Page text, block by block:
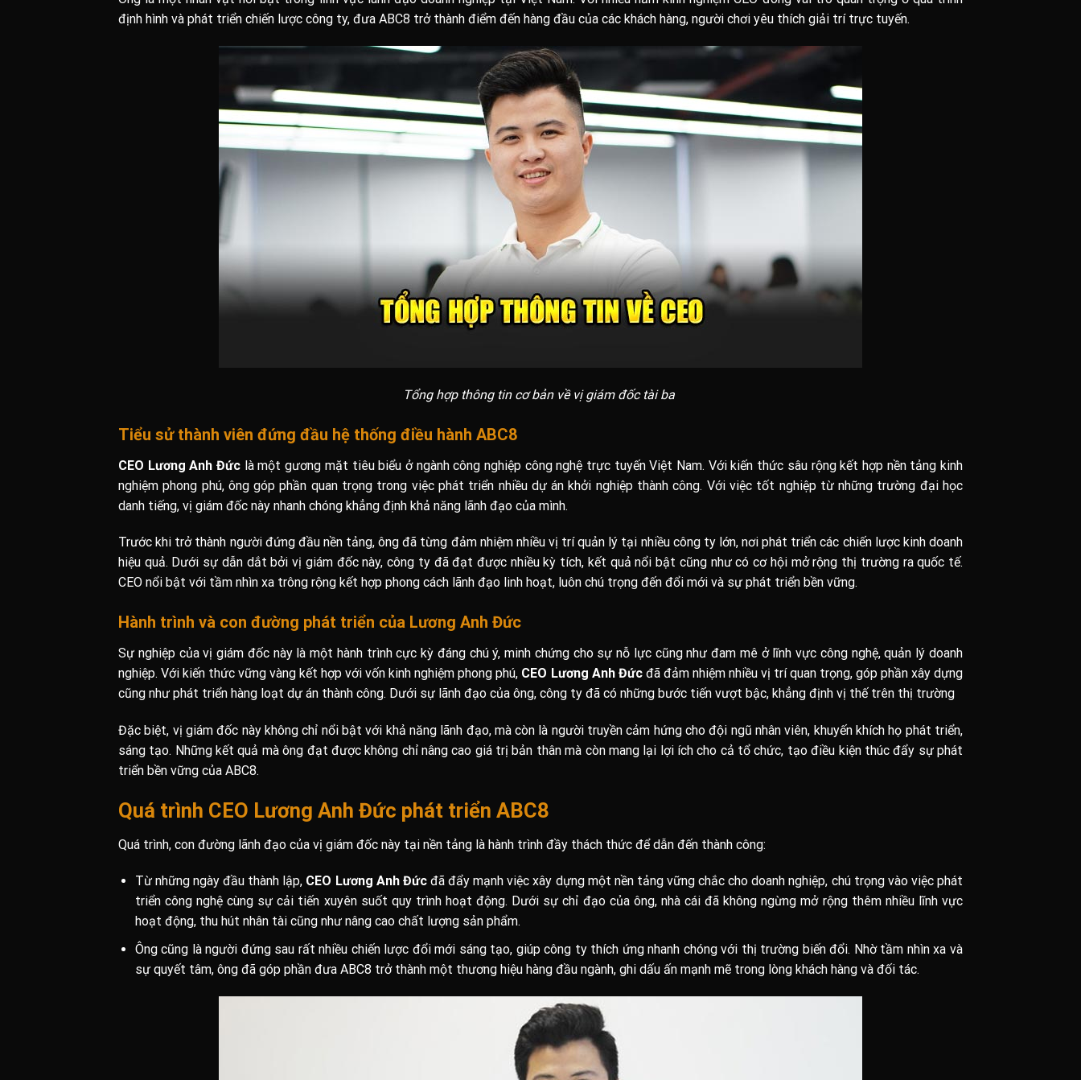
định hình và phát triển chiến lược công ty, đưa ABC8 trở thành điểm đến hàng đầu của các khách hàng, người chơi yêu thích giải trí trực tuyến.
Tổng hợp thông tin cơ bản về vị giám đốc tài ba
Tiểu sử thành viên đứng đầu hệ thống điều hành ABC8
CEO Lương Anh Đức là một gương mặt tiêu biểu ở ngành công nghiệp công nghệ trực tuyến Việt Nam. Với kiến thức sâu rộng kết hợp nền tảng kinh
nghiệm phong phú, ông góp phần quan trọng trong việc phát triển nhiều dự án khởi nghiệp thành công. Với việc tốt nghiệp từ những trường đại học
danh tiếng, vị giám đốc này nhanh chóng khẳng định khả năng lãnh đạo của mình.
Trước khi trở thành người đứng đầu nền tảng, ông đã từng đảm nhiệm nhiều vị trí quản lý tại nhiều công ty lớn, nơi phát triển các chiến lược kinh doanh
hiệu quả. Dưới sự dẫn dắt bởi vị giám đốc này, công ty đã đạt được nhiều kỳ tích, kết quả nổi bật cũng như có cơ hội mở rộng thị trường ra quốc tế.
CEO nổi bật với tầm nhìn xa trông rộng kết hợp phong cách lãnh đạo linh hoạt, luôn chú trọng đến đổi mới và sự phát triển bền vững.
Hành trình và con đường phát triển của Lương Anh Đức
Sự nghiệp của vị giám đốc này là một hành trình cực kỳ đáng chú ý, minh chứng cho sự nỗ lực cũng như đam mê ở lĩnh vực công nghệ, quản lý doanh
nghiệp. Với kiến thức vững vàng kết hợp với vốn kinh nghiệm phong phú, CEO Lương Anh Đứcđã đảm nhiệm nhiều vị trí quan trọng, góp phần xây dựng
cũng như phát triển hàng loạt dự án thành công. Dưới sự lãnh đạo của ông, công ty đã có những bước tiến vượt bậc, khẳng định vị thế trên thị trường
Đặc biệt, vị giám đốc này không chỉ nổi bật với khả năng lãnh đạo, mà còn là người truyền cảm hứng cho đội ngũ nhân viên, khuyến khích họ phát triển,
sáng tạo. Những kết quả mà ông đạt được không chỉ nâng cao giá trị bản thân mà còn mang lại lợi ích cho cả tổ chức, tạo điều kiện thúc đẩy sự phát
triển bền vững của ABC8.
Quá trình CEO Lương Anh Đức phát triển ABC8
Quá trình, con đường lãnh đạo của vị giám đốc này tại nền tảng là hành trình đầy thách thức để dẫn đến thành công:
Từ những ngày đầu thành lập, CEO Lương Anh Đứcđã đẩy mạnh việc xây dựng một nền tảng vững chắc cho doanh nghiệp, chú trọng vào việc phát
triển công nghệ cùng sự cải tiến xuyên suốt quy trình hoạt động. Dưới sự chỉ đạo của ông, nhà cái đã không ngừng mở rộng thêm nhiều lĩnh vực
hoạt động, thu hút nhân tài cũng như nâng cao chất lượng sản phẩm.
Ông cũng là người đứng sau rất nhiều chiến lược đổi mới sáng tạo, giúp công ty thích ứng nhanh chóng với thị trường biến đổi. Nhờ tầm nhìn xa và
sự quyết tâm, ông đã góp phần đưa ABC8 trở thành một thương hiệu hàng đầu ngành, ghi dấu ấn mạnh mẽ trong lòng khách hàng và đối tác.